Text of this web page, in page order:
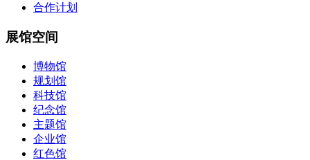
合作计划
展馆空间
博物馆
规划馆
科技馆
纪念馆
主题馆
企业馆
红色馆